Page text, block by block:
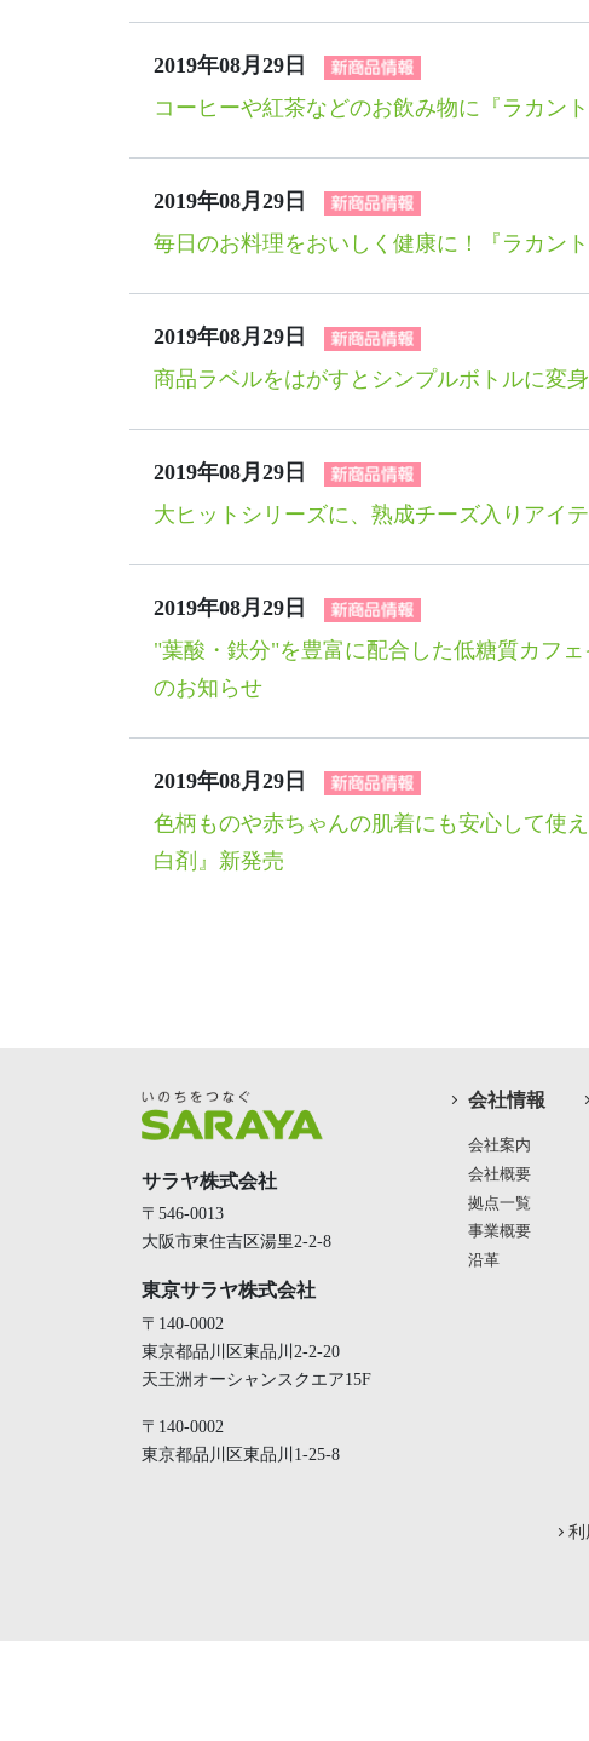
2019年08月29日
コーヒーや紅茶などのお飲み物に『ラカン
2019年08月29日
毎日のお料理をおいしく健康に！『ラカン
2019年08月29日
商品ラベルをはがすとシンプルボトルに変
2019年08月29日
大ヒットシリーズに、熟成チーズ入りアイ
2019年08月29日
"葉酸・鉄分"を豊富に配合した低糖質カフ
のお知らせ
2019年08月29日
色柄ものや赤ちゃんの肌着にも安心して使
白剤』新発売
サラヤ株式会社
〒546-0013
大阪市東住吉区湯里2-2-8
東京サラヤ株式会社
〒140-0002
東京都品川区東品川2-2-20
天王洲オーシャンスクエア15F
〒140-0002
東京都品川区東品川1-25-8
会社情報
会社案内
会社概要
拠点一覧
事業概要
沿革
利